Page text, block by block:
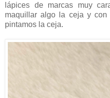
lápices de marcas muy
maquillar algo la ceja y
pintamos la ceja.